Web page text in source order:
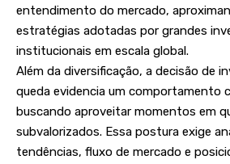
entendimento do mercado,
estratégias adotadas por grandes
institucionais em escala global.
Além da diversificação, a decisão de
queda evidencia um comportamento
buscando aproveitar momentos em
subvalorizados. Essa postura exige
tendências, fluxo de mercado e